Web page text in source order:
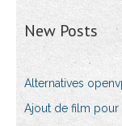
New Posts
Alternatives
Ajout de film pour